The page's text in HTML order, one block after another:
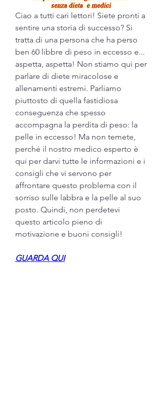
Ciao a tutti cari lettori! Siete pronti a
sentire una storia di successo? Si
tratta di una persona che ha perso
ben 60 libbre di peso in eccesso e...
aspetta, aspetta! Non stiamo qui per
parlare di diete miracolose e
allenamenti estremi. Parliamo
piuttosto di quella fastidiosa
conseguenza che spesso
accompagna la perdita di peso: la
pelle in eccesso! Ma non temete,
perché il nostro medico esperto è
qui per darvi tutte le informazioni e i
consigli che vi servono per
affrontare questo problema con il
sorriso sulle labbra e la pelle al suo
posto. Quindi, non perdetevi
questo articolo pieno di
motivazione e buoni consigli!
GUARDA QUI